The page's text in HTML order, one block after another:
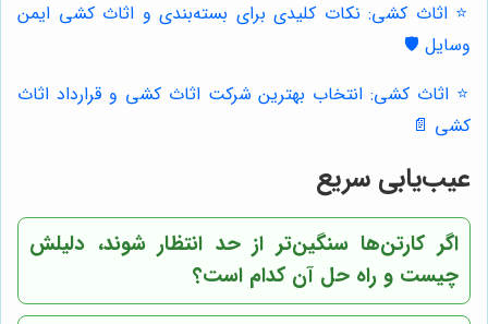
⭐️ اثاث کشی: نکات کلیدی برای بسته‌بندی و اثاث کشی ایمن
وسایل 🛡️
⭐️ اثاث کشی: انتخاب بهترین شرکت اثاث کشی و قرارداد اثاث
کشی 📄
عیب‌یابی سریع
اگر کارتن‌ها سنگین‌تر از حد انتظار شوند، دلیلش
چیست و راه حل آن کدام است؟